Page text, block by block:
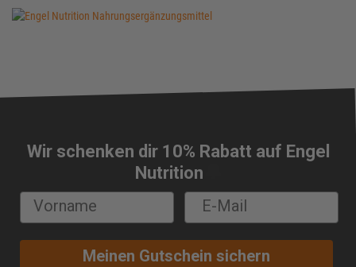
Wir schenken dir 10% Rabatt auf Engel
Nutrition
Meinen Gutschein sichern